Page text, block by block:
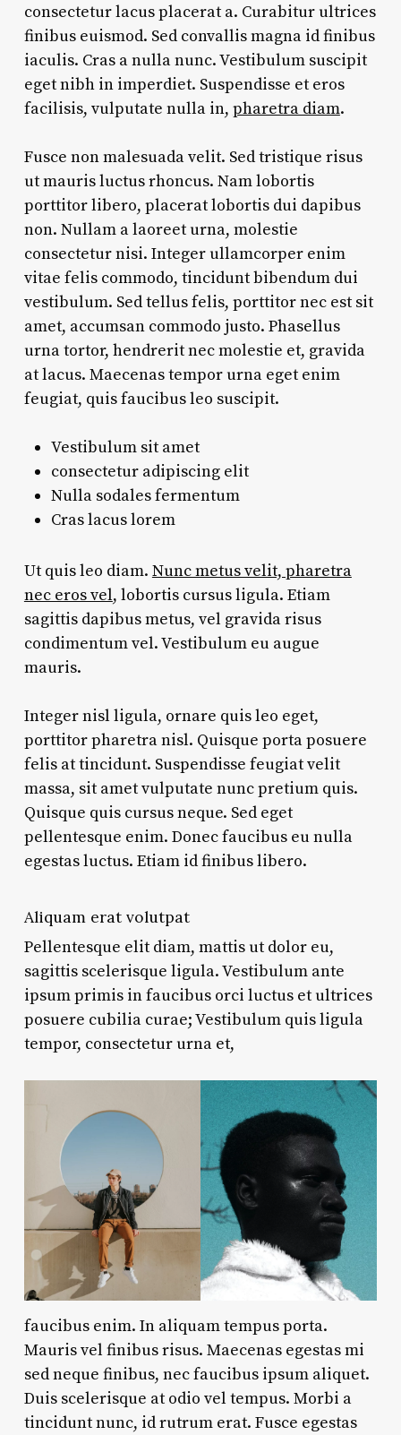
consectetur lacus placerat a. Curabitur ultrices
finibus euismod. Sed convallis magna id finibus
iaculis. Cras a nulla nunc. Vestibulum suscipit
eget nibh in imperdiet. Suspendisse et eros
facilisis, vulputate nulla in, pharetra diam.
Fusce non malesuada velit. Sed tristique risus
ut mauris luctus rhoncus. Nam lobortis
porttitor libero, placerat lobortis dui dapibus
non. Nullam a laoreet urna, molestie
consectetur nisi. Integer ullamcorper enim
vitae felis commodo, tincidunt bibendum dui
vestibulum. Sed tellus felis, porttitor nec est sit
amet, accumsan commodo justo. Phasellus
urna tortor, hendrerit nec molestie et, gravida
at lacus. Maecenas tempor urna eget enim
feugiat, quis faucibus leo suscipit.
Vestibulum sit amet
consectetur adipiscing elit
Nulla sodales fermentum
Cras lacus lorem
Ut quis leo diam. Nunc metus velit, pharetra
nec eros vel, lobortis cursus ligula. Etiam
sagittis dapibus metus, vel gravida risus
condimentum vel. Vestibulum eu augue
mauris.
Integer nisl ligula, ornare quis leo eget,
porttitor pharetra nisl. Quisque porta posuere
felis at tincidunt. Suspendisse feugiat velit
massa, sit amet vulputate nunc pretium quis.
Quisque quis cursus neque. Sed eget
pellentesque enim. Donec faucibus eu nulla
egestas luctus. Etiam id finibus libero.
Aliquam erat volutpat
Pellentesque elit diam, mattis ut dolor eu,
sagittis scelerisque ligula. Vestibulum ante
ipsum primis in faucibus orci luctus et ultrices
posuere cubilia curae; Vestibulum quis ligula
tempor, consectetur urna et,
faucibus enim. In aliquam tempus porta.
Mauris vel finibus risus. Maecenas egestas mi
sed neque finibus, nec faucibus ipsum aliquet.
Duis scelerisque at odio vel tempus. Morbi a
tincidunt nunc, id rutrum erat. Fusce egestas